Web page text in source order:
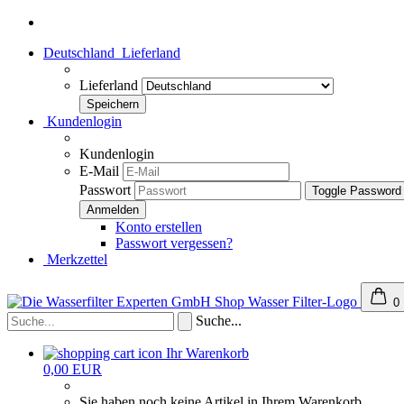
Deutschland Lieferland
Lieferland
Kundenlogin
Kundenlogin
E-Mail
Passwort
Toggle
Konto erstellen
Passwort vergessen?
Merkzettel
0
Suche...
Ihr Warenkorb
0,00 EUR